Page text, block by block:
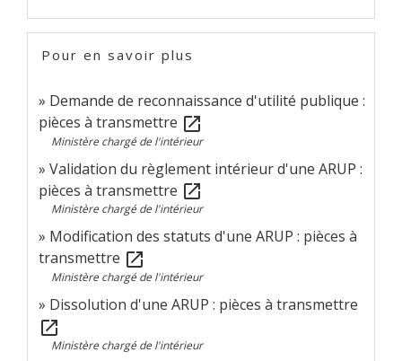
Pour en savoir plus
Demande de reconnaissance d'utilité publique :
pièces à transmettre open_in_new
Ministère chargé de l'intérieur
Validation du règlement intérieur d'une ARUP :
pièces à transmettre open_in_new
Ministère chargé de l'intérieur
Modification des statuts d'une ARUP : pièces à
transmettre open_in_new
Ministère chargé de l'intérieur
Dissolution d'une ARUP : pièces à transmettre
open_in_new
Ministère chargé de l'intérieur